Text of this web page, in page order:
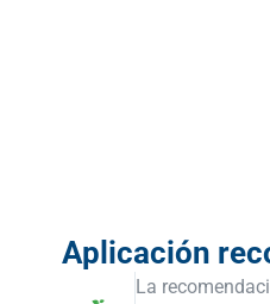
Aplicación
La